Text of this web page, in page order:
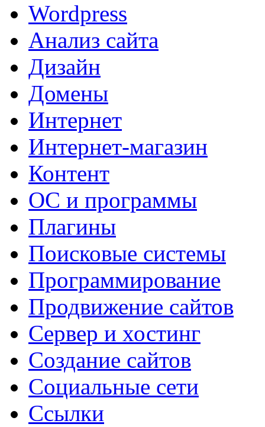
Wordpress
Анализ сайта
Дизайн
Домены
Интернет
Интернет-магазин
Контент
ОС и программы
Плагины
Поисковые системы
Программирование
Продвижение сайтов
Сервер и хостинг
Создание сайтов
Социальные сети
Ссылки